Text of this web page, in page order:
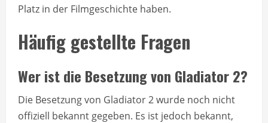
Platz in der Filmgeschichte haben.
Häufig gestellte Fragen
Wer ist die Besetzung von Gladiator 2?
Die Besetzung von Gladiator 2 wurde noch nicht
offiziell bekannt gegeben. Es ist jedoch bekannt,